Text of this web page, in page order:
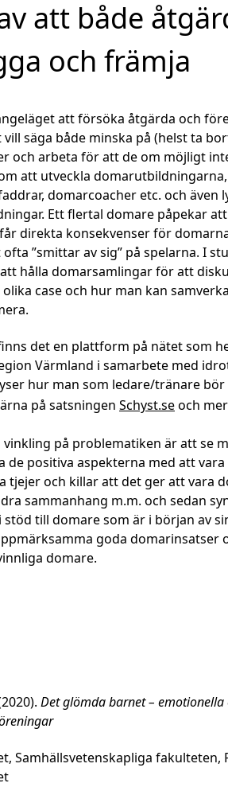
att både
och främja
att försöka åtgärda och
säga både minska på (helst ta
och arbeta för att de om möjligt
att utveckla
domarcoacher etc. och även
Ett flertal domare påpekar
direkta konsekvenser för
”smittar av sig” på spelarna. I
hålla domarsamlingar för att
case och hur man kan
det en plattform på nätet som
Värmland i samarbete med
hur man som ledare/tränare
på satsningen Schyst.seoch
vinkling på problematiken är att se
de positiva aspekterna med att
tjejer och killar att det ger att vara
sammanhang m.m. och sedan
stöd till domare som är i början av
goda domarinsatser
domare.
Det glömda barnet –
Samhällsvetenskapliga